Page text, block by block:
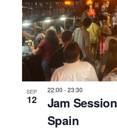
SEP
12
22:00 -23:30
Jam
Spain